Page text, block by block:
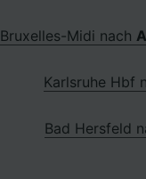
Bruxelles-Midi nach
Karlsruhe Hbf
Bad Hersfeld